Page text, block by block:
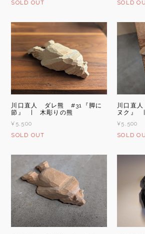
SOLD OUT
SOLD
川口直人 ダレ熊 #31『脚に
節』 | 木彫りの熊
¥5,500
SOLD OUT
川口直
ヌク』
¥5,500
SOLD